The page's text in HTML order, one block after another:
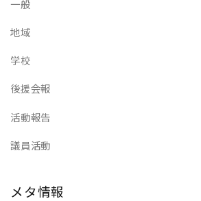
一般
地域
学校
後援会報
活動報告
議員活動
メタ情報